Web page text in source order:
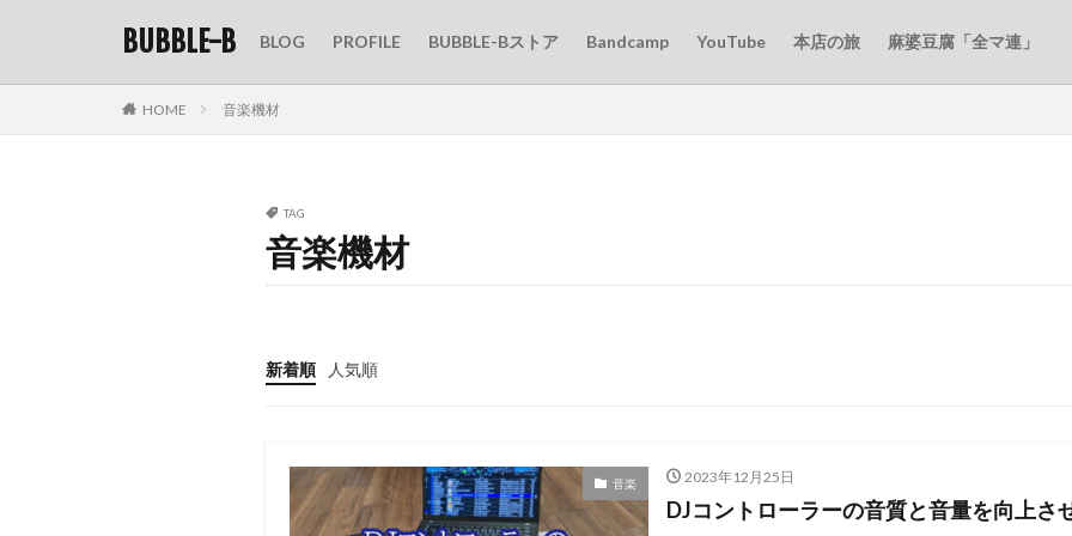
BUBBLE-B BLOG PROFILE BUBBLE-Bストア Bandcamp YouTube 本店の旅 麻婆豆腐「全マ連」
HOME 音楽機材
TAG
音楽機材
新着順 人気順
音楽 2023年12月25日
DJコントローラーの音質と音量を向上さ